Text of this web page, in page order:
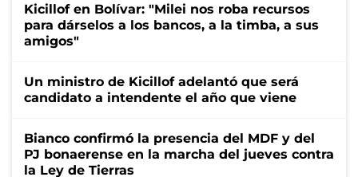
Kicillof en Bolívar: "Milei nos roba recursos
para dárselos a los bancos, a la timba, a sus
amigos"
Un ministro de Kicillof adelantó que será
candidato a intendente el año que viene
Bianco confirmó la presencia del MDF y del
PJ bonaerense en la marcha del jueves contra
la Ley de Tierras